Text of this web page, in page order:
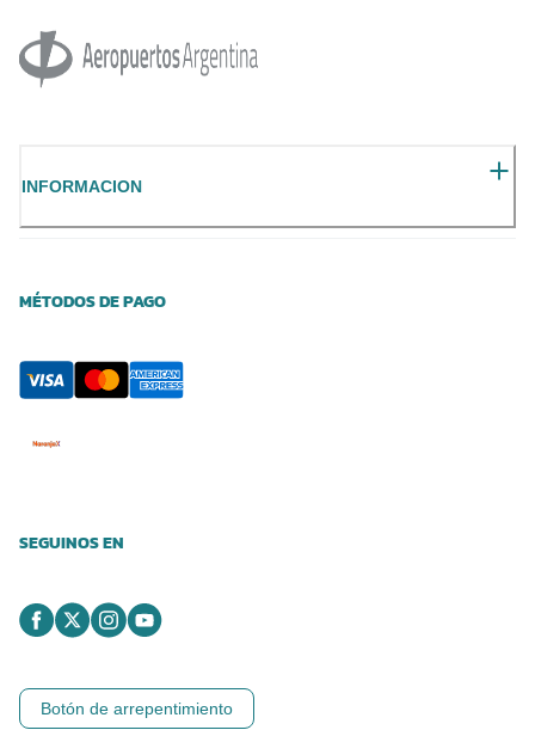
INFORMACION
MÉTODOS DE PAGO
SEGUINOS EN
Botón de arrepentimiento